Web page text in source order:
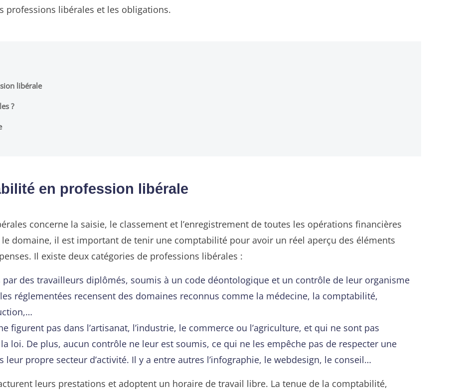
professions libérales et les obligations.
libérale
?
en profession libérale
concerne la saisie, le classement et l’enregistrement de toutes les opérations financières
domaine, il est important de tenir une comptabilité pour avoir un réel aperçu des éléments
Il existe deux catégories de professions libérales :
par des travailleurs diplômés, soumis à un code déontologique et un contrôle de leur organisme
réglementées recensent des domaines reconnus comme la médecine, la comptabilité,
figurent pas dans l’artisanat, l’industrie, le commerce ou l’agriculture, et qui ne sont pas
loi. De plus, aucun contrôle ne leur est soumis, ce qui ne les empêche pas de respecter une
propre secteur d’activité. Il y a entre autres l’infographie, le webdesign, le conseil…
leurs prestations et adoptent un horaire de travail libre. La tenue de la comptabilité,